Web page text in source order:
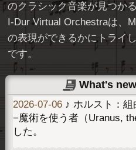
のクラシック音楽が見つか
I-Dur Virtual Orchestraは、
の表現ができるかにトライ
です。
What's new
2026-07-06 ♪ ホルスト：
−魔術を使う者（Uranus,
した。